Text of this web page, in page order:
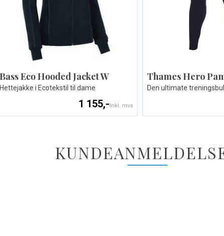
Bass Eco Hooded Jacket W
Hettejakke i Ecotekstil til dame
1 155,-Inkl. mva
Thames Hero
Den ultimate